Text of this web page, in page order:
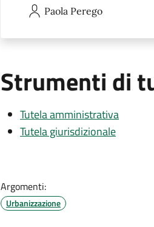
Paola Perego
Strumenti di
Tutela amministrativa
Tutela giurisdizionale
Argomenti:
Urbanizzazione